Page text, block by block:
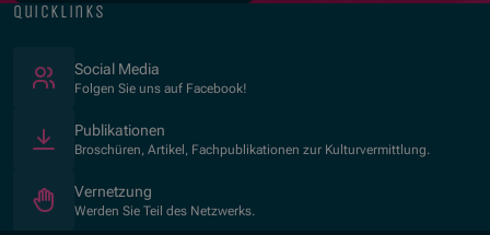
quicklinks
Social Media
Folgen Sie uns auf Facebook!
Publikationen
Broschüren, Artikel, Fachpublikationen zur Kulturvermittlung.
Vernetzung
Werden Sie Teil des Netzwerks.